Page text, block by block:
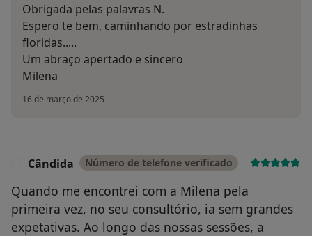
Obrigada pelas palavras N.
Espero te bem, caminhando por estradinhas
floridas.....
Um abraço apertado e sincero
Milena
16 de março de 2025
Cândida Número de telefone verificado
Quando me encontrei com a Milena pela
primeira vez, no seu consultório, ia sem grandes
expetativas. Ao longo das nossas sessões, a